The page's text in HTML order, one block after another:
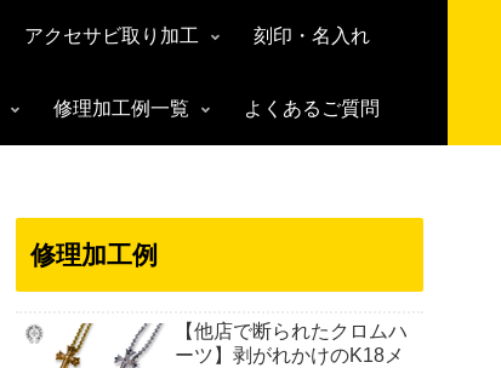
アクセサビ取り加工 刻印・名入れ
修理加工例一覧 よくあるご質問
修理加工例
【他店で断られたクロムハ
ーツ】剥がれかけのK18メ